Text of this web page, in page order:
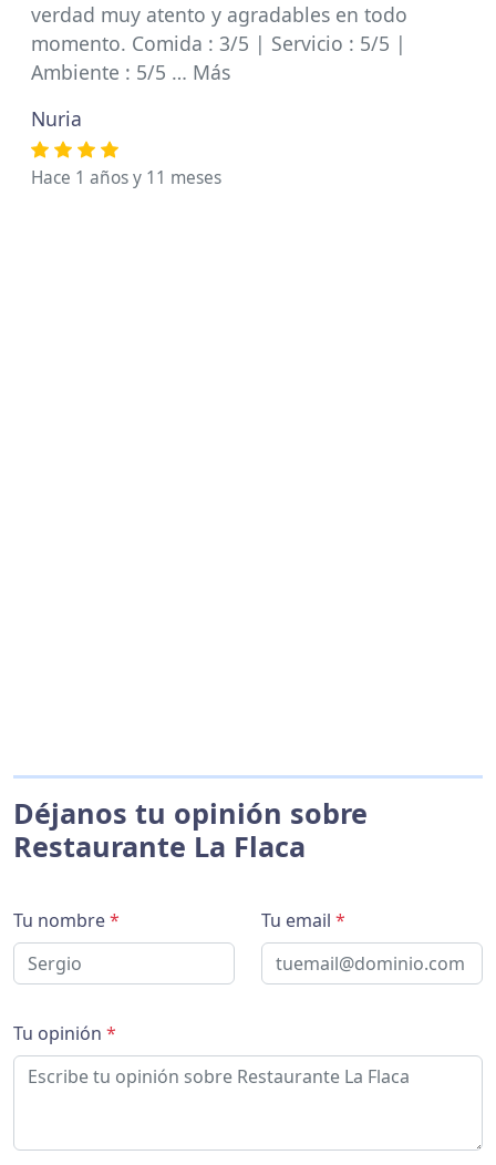
verdad muy atento y agradables en todo
momento. Comida : 3/5 | Servicio : 5/5 |
Ambiente : 5/5 … Más
Nuria
Hace 1 años y 11 meses
Déjanos tu opinión sobre
Restaurante La Flaca
Tu nombre* Tu email *
Tu opinión *